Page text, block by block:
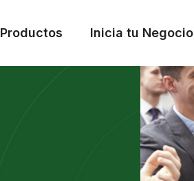
Productos Inicia tu Negocio